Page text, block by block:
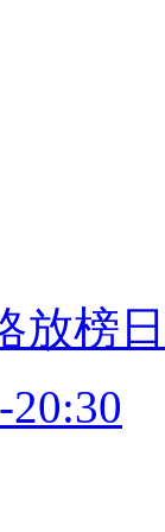
放榜
20:30